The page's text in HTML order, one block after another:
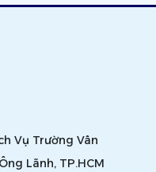
Vụ Trường Vân
Lãnh, TP.HCM